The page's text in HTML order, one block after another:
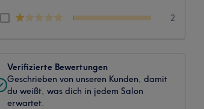
2
Verifizierte Bewertungen
Geschrieben von unseren Kunden, damit
du weißt, was dich in jedem Salon
erwartet.